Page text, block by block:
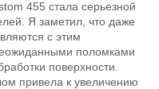
455 стала серьезной
Я заметил, что даже
с этим
поломками
поверхности.
привела к увеличению